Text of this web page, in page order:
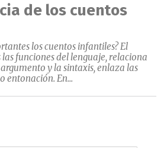
de los cuentos
los cuentos infantiles? El
funciones del lenguaje, relaciona
y la sintaxis, enlaza las
entonación. En...